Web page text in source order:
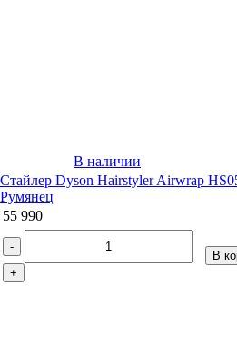
В наличии
Стайлер Dyson Hairstyler Airwrap
Румянец
55 990
-
+
В